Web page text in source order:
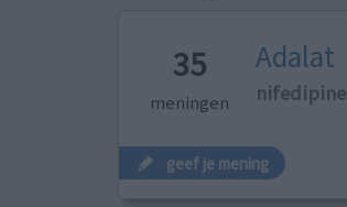
35
meningen
Adalat
nifedipine
geef je mening